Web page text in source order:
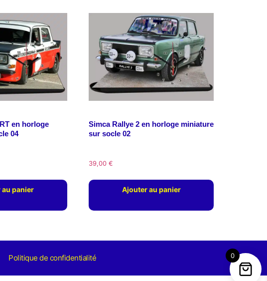
en horloge
04
panier
Simca Rallye 2 en horloge miniature
sur socle 02
39,00€
Ajouter au panier
Politique de confidentialité 0